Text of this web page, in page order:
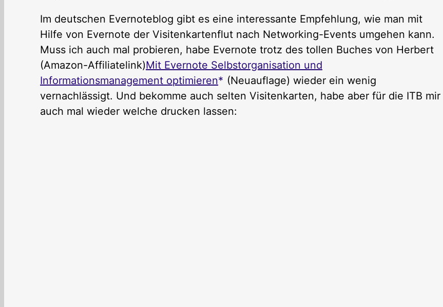
Im deutschen Evernoteblog gibt es eine interessante Empfehlung, wie man mit
Hilfe von Evernote der Visitenkartenflut nach Networking-Events umgehen kann.
Muss ich auch mal probieren, habe Evernote trotz des tollen Buches von Herbert
(Amazon-Affiliatelink)Mit Evernote Selbstorganisation und
Informationsmanagement optimieren
(Neuauflage) wieder ein wenig
vernachlässigt. Und bekomme auch selten Visitenkarten, habe aber für die ITB mir
auch mal wieder welche drucken lassen: